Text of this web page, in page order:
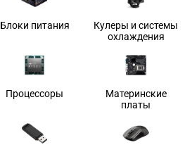
Блоки питания
Кулеры и системы
охлаждения
Процессоры
Материнские
платы